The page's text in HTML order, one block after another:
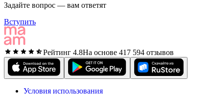
Задайте вопрос — вам ответят
Вступить
Рейтинг 4.8На основе 417 594 отзывов
Условия использования